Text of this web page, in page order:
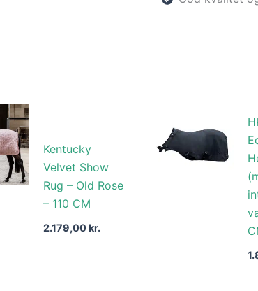
Kentucky
Velvet Show
Rug – Old Rose
– 110 CM
2.179,00kr.